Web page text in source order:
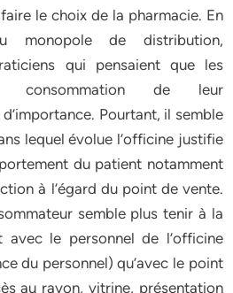
le choix de la pharmacie. En
monopole de distribution,
qui pensaient que les
consommation de leur
Pourtant, il semble
lequel évolue l’officine justifie
du patient notamment
à l’égard du point de vente.
semble plus tenir à la
avec le personnel de l’officine
du personnel) qu’avec le point
au rayon, vitrine, présentation